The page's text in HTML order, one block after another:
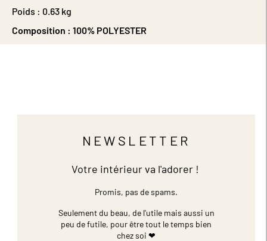
Poids : 0.63 kg
Composition : 100% POLYESTER
NEWSLETTER
Votre intérieur va l'adorer !
Promis, pas de spams.
Seulement du beau, de l'utile mais aussi un
peu de futile, pour être tout le temps bien
chez soi ❤